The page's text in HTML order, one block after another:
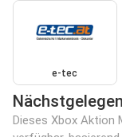
e-tec
Dieses Xbox Aktion